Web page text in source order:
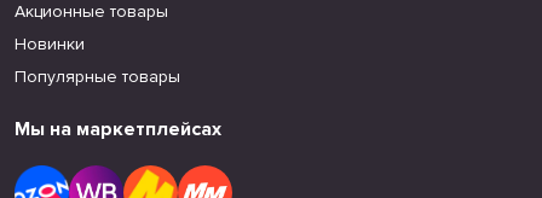
Акционные товары
Новинки
Популярные товары
Мы на маркетплейсах